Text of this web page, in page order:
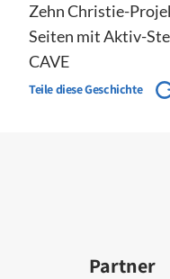
Zehn Christie-
Seiten mit Aktiv-
CAVE
Teile diese Geschichte
Partner